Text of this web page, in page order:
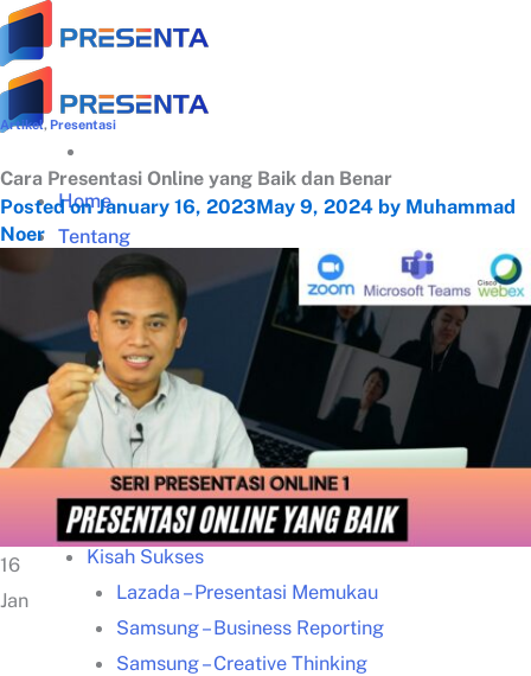
Skip
to
content
Home
Tentang
Tentang Presenta
Trainer Terbaik
Klien Terpercaya
Testimonial
Galeri Training
Materi Gratis
Download Panduan Lengkap Zoom (PDF)
Video Tips Manajerial
Kisah Sukses
Lazada – Presentasi Memukau
Samsung – Business Reporting
Samsung – Creative Thinking
Artikel, Presentasi
Cara Presentasi Online yang Baik dan Benar
Posted onJanuary 16, 2023May 9, 2024 by Muhammad
Noer
16
Jan